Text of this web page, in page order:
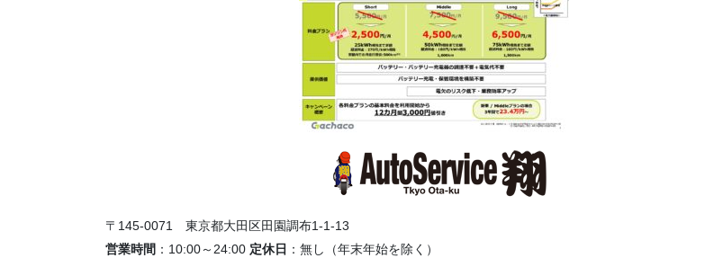
〒145-0071 東京都大田区田園調布1-1-13
営業時間 ：10:00～24:00 定休日 ：無し（年末年始を除く）